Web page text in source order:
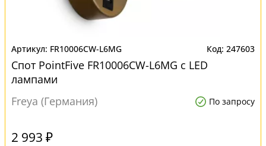
FR10006CW-L6MG 247603
Спот PointFive FR10006CW-L6MG с LED
лампами
Freya (Германия)
По запросу
2 993 ₽